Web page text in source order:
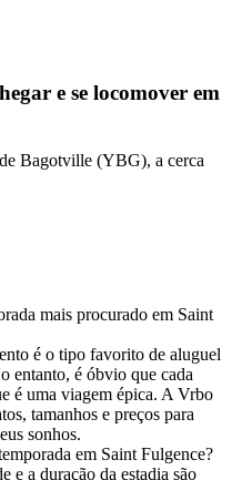
e se locomover em
Bagotville (YBG), a cerca
mais procurado em Saint
é o tipo favorito de aluguel
entanto, é óbvio que cada
é uma viagem épica. A Vrbo
tamanhos e preços para
sonhos.
em Saint Fulgence?
e a duração da estadia são